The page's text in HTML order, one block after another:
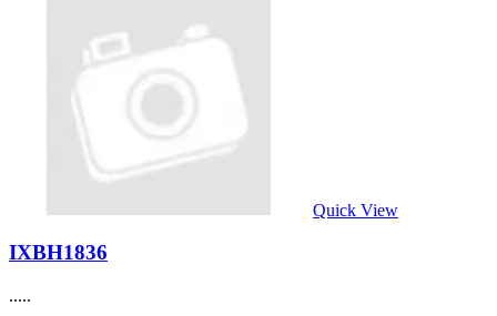
IGBT STD 600V 50A.....
Цена договорная